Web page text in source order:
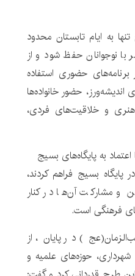
به ایام تابستان محدود
با نوجوانان حفظ شود و از
حضوری استفاده
حضور خانواده‌ها
هنری و خلاقیت‌های فردی،
اعتماد به پایگاه‌های بسیج
پایگاه بسیج فراهم کردند،
و مشارکت آن‌ها در کنار
فرهنگی است.
در پایان، از
حوزه‌های علمیه و